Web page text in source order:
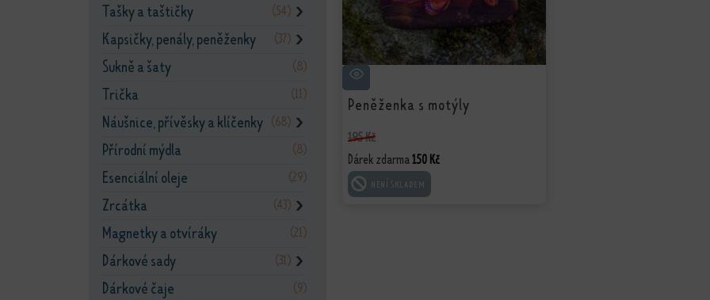
Tašky a taštičky (54) ❯
Kapsičky, penály, peněženky (37) ❯
Sukně a šaty (8)
Trička (11)
Náušnice, přívěsky a klíčenky (68) ❯
Přírodní mýdla (8)
Esenciální oleje (29)
Zrcátka (43) ❯
Magnetky a otvíráky (21)
Dárkové sady (31) ❯
Dárkové čaje (9)
Peněženka s motýly
195Kč
Dárek zdarma150 Kč
ČTĚTE VÍCE